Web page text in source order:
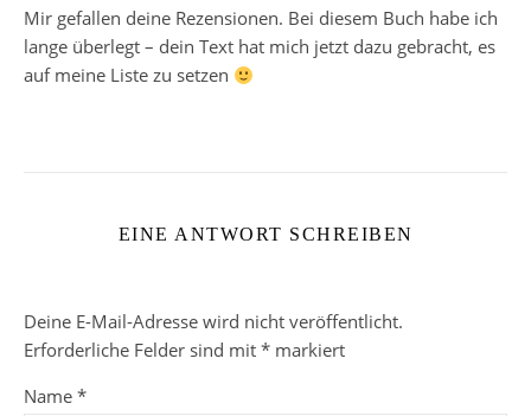
Mir gefallen deine Rezensionen. Bei diesem Buch habe ich
lange überlegt – dein Text hat mich jetzt dazu gebracht, es
auf meine Liste zu setzen
EINE ANTWORT SCHREIBEN
Deine E-Mail-Adresse wird nicht veröffentlicht.
Erforderliche Felder sind mit * markiert
Name *